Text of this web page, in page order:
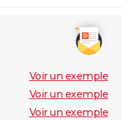
Voir un exemple
Voir un exemple
Voir un exemple